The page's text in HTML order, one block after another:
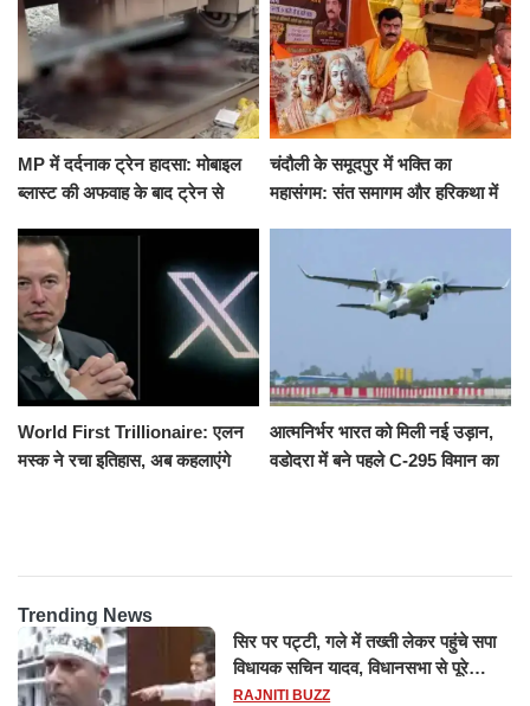
MP में दर्दनाक ट्रेन हादसा: मोबाइल
ब्लास्ट की अफवाह के बाद ट्रेन से
रौंदा, 4 की मौत
चंदौली के समूदपुर में भक्ति का
महासंगम: संत समागम और हरिकथा में
World First Trillionaire: एलन
मस्क ने रचा इतिहास, अब कहलाएंगे
आत्मनिर्भर भारत को मिली नई उड़ान,
वडोदरा में बने पहले C-295 विमान का
Trending News
सिर पर पट्टी, गले में तख्ती लेकर पहुंचे सपा
विधायक सचिन यादव, विधानसभा से पूरे
मानसून सत्र के लिए किया गया निलंबित
RAJNITI BUZZ